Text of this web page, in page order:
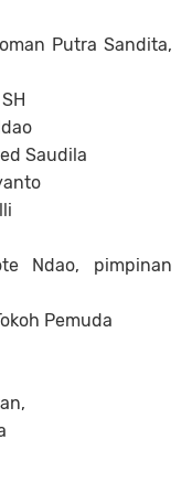
Putra Sandita,
Saudila
Ndao, pimpinan
Pemuda